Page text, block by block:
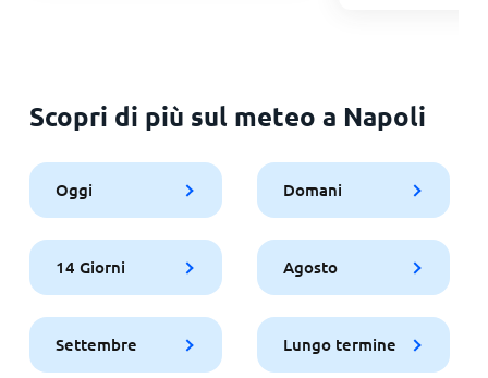
Scopri di più sul meteo a Napoli
Oggi Domani
14 Giorni Agosto
Settembre Lungo termine